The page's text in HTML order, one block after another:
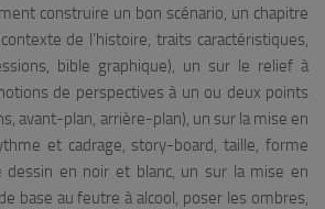
construire un bon scénario, un chapitre
de l’histoire, traits caractéristiques,
bible graphique), un sur le relief à
de perspectives à un ou deux points
avant-plan, arrière-plan), un sur la mise en
et cadrage, story-board, taille, forme
dessin en noir et blanc, un sur la mise en
base au feutre à alcool, poser les ombres,